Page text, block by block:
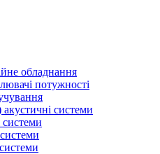
обладнання
потужності
акустичні системи
системи